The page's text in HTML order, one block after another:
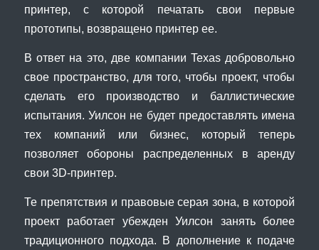
принтер, с которой печатать свои первые
прототипы, возвращено принтер ее.
В ответ на это, две компании Texas добровольно
свое пространство, для того, чтобы проект, чтобы
сделать его производство и баллистические
испытания. Уилсон не будет предоставлять имена
тех компаний или бизнес, который теперь
позволяет обороны распределенных в аренду
свои 3D-принтер.
Те препятствия и правовые серая зона, в которой
проект работает убежден Уилсон занять более
традиционного подхода. В дополнение к подаче